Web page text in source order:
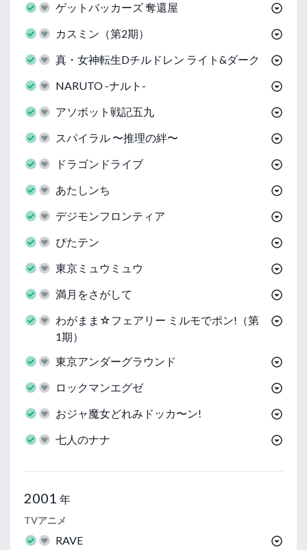
ゲットバッカーズ 奪還屋
カスミン（第2期）
真・女神転生Dチルドレン ライト&ダーク
NARUTO -ナルト-
アソボット戦記五九
スパイラル 〜推理の絆〜
ドラゴンドライブ
あたしンち
デジモンフロンティア
ぴたテン
東京ミュウミュウ
満月をさがして
わがまま☆フェアリー ミルモでポン!（第
1期）
東京アンダーグラウンド
ロックマンエグゼ
おジャ魔女どれみドッカ〜ン!
七人のナナ
2001 年
TVアニメ
RAVE